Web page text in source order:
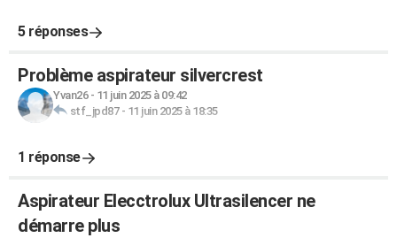
5 réponses
Problème aspirateur silvercrest
Yvan26- 11 juin 2025 à 09:42
stf_jpd87- 11 juin 2025 à 18:35
1 réponse
Aspirateur Elecctrolux Ultrasilencer ne
démarre plus